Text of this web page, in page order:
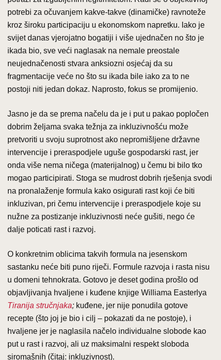
potrebi za očuvanjem kakve-takve (dinamičke) ravnoteže
kroz široku participaciju u ekonomskom napretku. Iako je
svijet danas vjerojatno bogatiji i više ujednačen no što je
ikada bio, sve veći naglasak na nemale preostale
neujednačenosti stvara anksiozni osjećaj da su
fragmentacije veće no što su ikada bile iako za to ne
postoji niti jedan dokaz. Naprosto, fokus se promijenio.
Jasno je da se prema načelu da je i put u pakao popločen
dobrim željama svaka težnja za inkluzivnošću može
pretvoriti u svoju suprotnost ako nepromišljene državne
intervencije i preraspodjele uguše gospodarski rast, jer
onda više nema ničega (materijalnog) u čemu bi bilo tko
mogao participirati. Stoga se mudrost dobrih rješenja svodi
na pronalaženje formula kako osigurati rast koji će biti
inkluzivan, pri čemu intervencije i preraspodjele koje su
nužne za postizanje inkluzivnosti neće gušiti, nego će
dalje poticati rast i razvoj.
O konkretnim oblicima takvih formula na jesenskom
sastanku neće biti puno riječi. Formule razvoja i rasta nisu
u domeni tehnokrata. Gotovo je deset godina prošlo od
objavljivanja hvaljene i kuđene knjige Williama Easterlya
Tiranija stručnjaka; kuđene, jer nije ponudila gotove
recepte (što joj je bio i cilj – pokazati da ne postoje), i
hvaljene jer je naglasila načelo individualne slobode kao
put u rast i razvoj, ali uz maksimalni respekt sloboda
siromašnih (čitaj: inkluzivnost).